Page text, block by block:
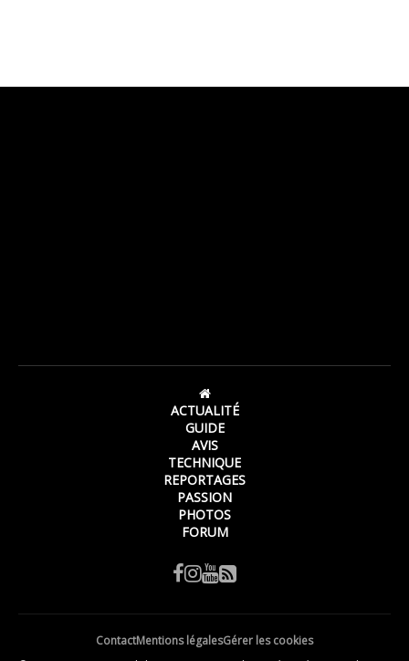
ACTUALITÉ
GUIDE
AVIS
TECHNIQUE
REPORTAGES
PASSION
PHOTOS
FORUM
ContactMentions légalesGérer les cookies